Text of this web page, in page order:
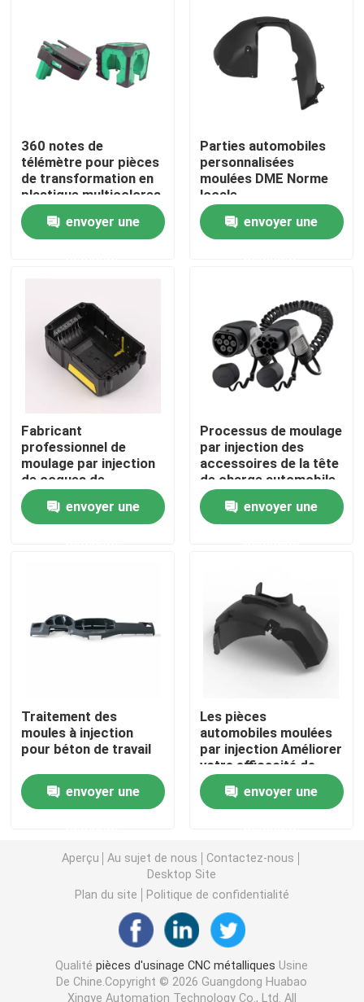
À la maison
Produits
À propos de nous
Visite de l'usine
Contrôle de la qualité
Nous contacter
Nouvelles
pièces d'usinage CNC métalliques
pièces mécaniques de commande numérique par
Pièces d'automatisation CNC
Pièces tournées par précision
La commande numérique par ordinateur a tourné des
Pièces en plastique de moule
Pièces moulées par injection
360 notes de
télémètre pour pièces
de transformation en
plastique multicolores
envoyer une
Parties automobiles
personnalisées
moulées DME Norme
locale
envoyer une
Fabricant
professionnel de
moulage par injection
de coques de
batteries
envoyer une
Processus de moulage
par injection des
accessoires de la tête
de charge automobile
envoyer une
Traitement des
moules à injection
pour béton de travail
envoyer une
Les pièces
automobiles moulées
par injection Améliorer
votre efficacité de
production avec les
pièces de moules par
injection Acheter
envoyer une
Aperçu Au sujet de nous
Contactez-nous
Desktop Site
Plan du site
Politique de confidentialité
Qualitépièces d'usinage CNC métalliques Usine
De Chine.Copyright © 2026 Guangdong Huabao
Xingye Automation Technology Co., Ltd. All